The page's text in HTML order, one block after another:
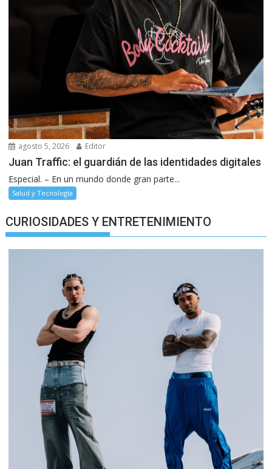
agosto 5, 2026 Editor
Juan Traffic: el guardián de las identidades digitales
Especial. – En un mundo donde gran parte...
Salud y Tecnología
CURIOSIDADES Y ENTRETENIMIENTO